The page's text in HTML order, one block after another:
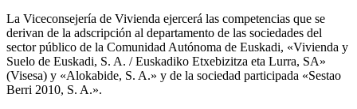
La Viceconsejería de Vivienda ejercerá las competencias que se
derivan de la adscripción al departamento de las sociedades del
sector público de la Comunidad Autónoma de Euskadi, «Vivienda y
Suelo de Euskadi, S. A. / Euskadiko Etxebizitza eta Lurra, SA»
(Visesa) y «Alokabide, S. A.» y de la sociedad participada «Sestao
Berri 2010, S. A.».